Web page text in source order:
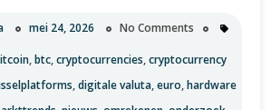
mei 24, 2026 No Comments
,btc,cryptocurrencies,cryptocurrency
,digitale valuta,euro,hardware